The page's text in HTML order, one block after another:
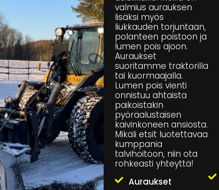
valmius aurauksen
lisäksi myös
liukkauden torjuntaan,
polanteen poistoon ja
lumen pois ajoon.
Auraukset
suoritamme traktorilla
tai kuormaajalla.
Lumen pois vienti
onnistuu ahtaista
paikoistakin
pyöräalustaisen
kaivinkoneen ansiosta.
Mikäli etsit luotettavaa
kumppania
talvihoitoon, niin ota
rohkeasti yhteyttä!
Auraukset